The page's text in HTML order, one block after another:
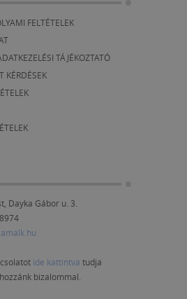
FELTÉTELEK
TÁJÉKOZTATÓ
KÉRDÉSEK
Dayka Gábor u. 3.
ide kattintva tudja
bizalommal.